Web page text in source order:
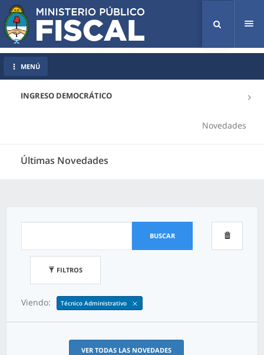
INGRESO DEMOCRÁTICO
Novedades
Últimas Novedades
MENÚ
BUSCAR
FILTROS
Viendo: Técnico Administrativo
VER TODAS LAS NOVEDADES